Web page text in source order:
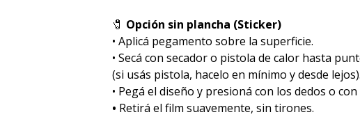
🧷 Opción sin plancha (Sticker)
• Aplicá pegamento sobre la superficie.
• Secá con secador o pistola de calor hasta
(si usás pistola, hacelo en mínimo y desde lejos).
• Pegá el diseño y presioná con los dedos o
• Retirá el film suavemente, sin tirones.